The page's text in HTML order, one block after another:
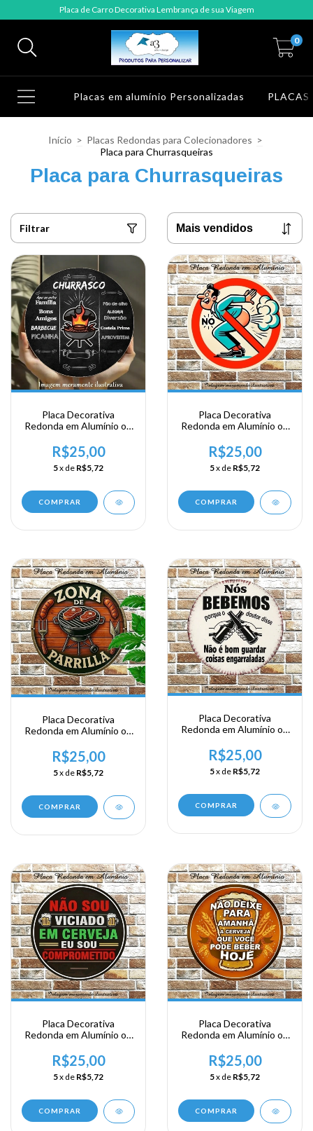
Placa de Carro Decorativa Lembrança de sua Viagem
0
Placas em alumínio Personalizadas PLACAS
Início > Placas Redondas para Colecionadores >
Placa para Churrasqueiras
Placa para Churrasqueiras
Filtrar
Placa Decorativa
Redonda em Alumínio ou
R$25,00
5x de R$5,72
COMPRAR
Placa Decorativa
Redonda em Alumínio ou
pum
R$25,00
5x de R$5,72
COMPRAR
Placa Decorativa
Redonda em Alumínio ou
R$25,00
5x de R$5,72
COMPRAR
Placa Decorativa
Redonda em Alumínio ou
porque o doutor ....
R$25,00
5x de R$5,72
COMPRAR
Placa Decorativa
Redonda em Alumínio ou
em cerveja sou
comprometido
R$25,00
5x de R$5,72
COMPRAR
Placa Decorativa
Redonda em Alumínio ou
amanha...
R$25,00
5x de R$5,72
COMPRAR